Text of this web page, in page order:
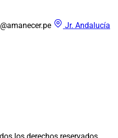
Jr. Andalucía
los derechos reservados.